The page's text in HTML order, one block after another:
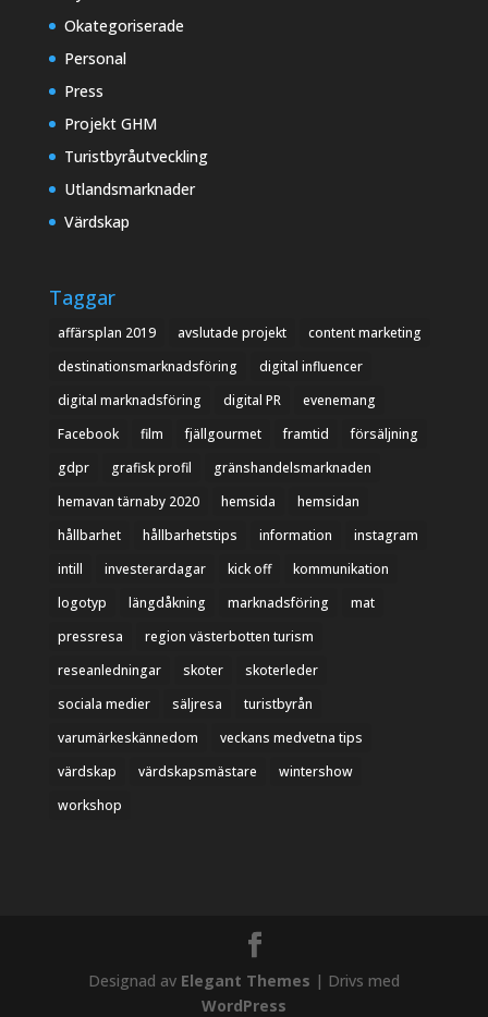
Okategoriserade
Personal
Press
Projekt GHM
Turistbyråutveckling
Utlandsmarknader
Värdskap
Taggar
affärsplan 2019 avslutade projekt
content marketing
destinationsmarknadsföring
digital influencer
digital marknadsföring
digital PR
evenemang
Facebook
film fjällgourmet framtid
försäljning
gdpr
grafisk profil
gränshandelsmarknaden
hemavan tärnaby 2020
hemsida
hemsidan
hållbarhet
hållbarhetstips information
instagram
intill
investerardagar kick off
kommunikation
logotyp
längdåkning marknadsföring
mat
pressresa
region västerbotten turism
reseanledningar
skoter
skoterleder
sociala medier
säljresa
turistbyrån
varumärkeskännedom
veckans medvetna tips
värdskap
värdskapsmästare
wintershow
workshop
Designad av Elegant Themes | Drivs med
WordPress